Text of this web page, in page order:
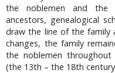
the noblemen and the
ancestors, genealogical
draw the line of the family
changes, the family
the noblemen
(the 13th – the 18th